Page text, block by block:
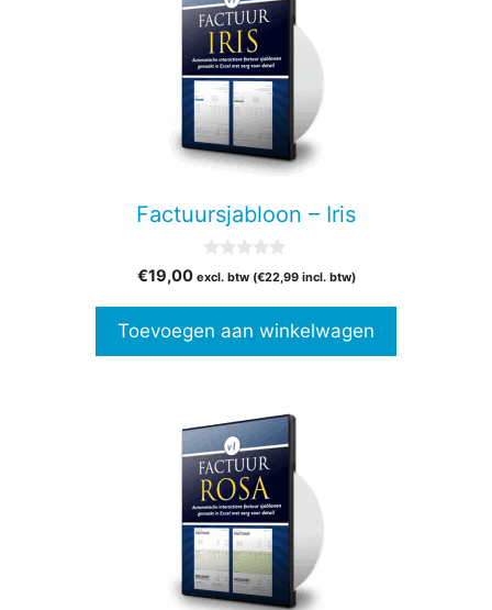
Factuursjabloon – Iris
v
5
€19,00 excl. btw (€22,99incl. btw)
Toevoegen aan winkelwagen